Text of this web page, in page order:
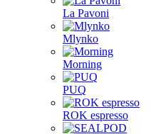
La Pavoni
Mlynko
Morning
PUQ
ROK espresso